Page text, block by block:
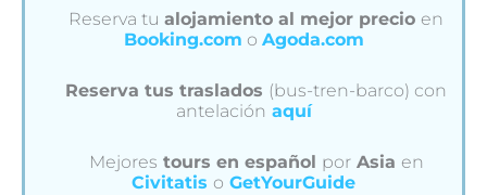
Reserva tu alojamiento al mejor precio en
Booking.com o Agoda.com
Reserva tus traslados (bus-tren-barco) con
antelación aquí
Mejores tours en español porAsia en
Civitatis o GetYourGuide